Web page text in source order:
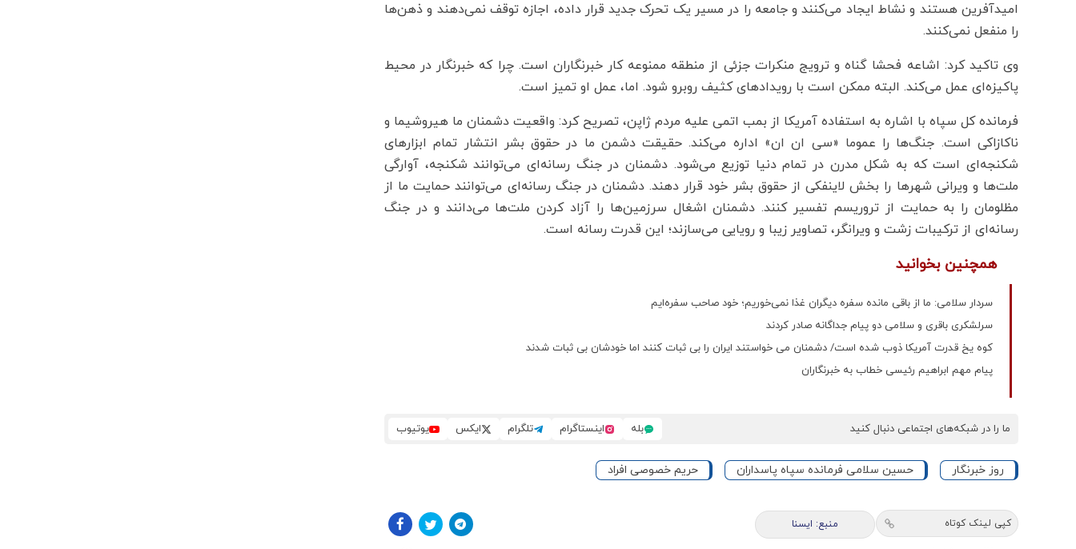
امیدآفرین هستند و نشاط ایجاد می‌کنند و جامعه را در مسیر یک تحرک جدید قرار داده، اجازه توقف نمی‌دهند و ذهن‌ها
را منفعل نمی‌کنند.
وی تاکید کرد: اشاعه فحشا گناه و ترویج منکرات جزئی از منطقه ممنوعه کار خبرنگاران است. چرا که خبرنگار در محیط
پاکیزه‌ای عمل می‌کند. البته ممکن است با رویدادهای کثیف روبرو شود. اما، عمل او تمیز است.
فرمانده کل سپاه با اشاره به استفاده آمریکا از بمب اتمی علیه مردم ژاپن، تصریح کرد: واقعیت دشمنان ما هیروشیما و
ناکازاکی است. جنگ‌ها را عموما «سی ان ان» اداره می‌کند. حقیقت دشمن ما در حقوق بشر انتشار تمام ابزارهای
شکنجه‌ای است که به شکل مدرن در تمام دنیا توزیع می‌شود. دشمنان در جنگ رسانه‌ای می‌توانند شکنجه، آوارگی
ملت‌ها و ویرانی شهرها را بخش لاینفکی از حقوق بشر خود قرار دهند. دشمنان در جنگ رسانه‌ای می‌توانند حمایت ما از
مظلومان را به حمایت از تروریسم تفسیر کنند. دشمنان اشغال سرزمین‌ها را آزاد کردن ملت‌ها می‌دانند و در جنگ
رسانه‌ای از ترکیبات زشت و ویرانگر، تصاویر زیبا و رویایی می‌سازند؛ این قدرت رسانه است.
همچنین بخوانید
سردار سلامی: ما از باقی مانده سفره دیگران غذا نمی‌خوریم؛ خود صاحب سفره‌ایم
سرلشکری باقری و سلامی دو پیام جداگانه صادر کردند
کوه یخ قدرت آمریکا ذوب شده است/ دشمنان می خواستند ایران را بی ثبات کنند اما خودشان بی ثبات شدند
پیام مهم ابراهیم رئیسی خطاب به خبرنگاران
ما را در شبکه‌های اجتماعی دنبال کنید بله اینستاگرام تلگرام ایکس یوتیوب
روز خبرنگار حسین سلامی فرمانده سپاه پاسداران حریم خصوصی افراد
کپی لینک کوتاه منبع: ایسنا